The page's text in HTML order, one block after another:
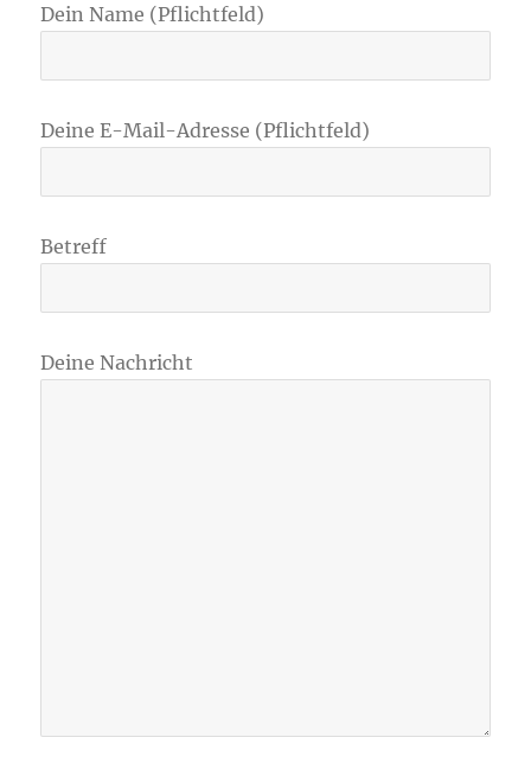
Dein Name (Pflichtfeld)
Deine E-Mail-Adresse (Pflichtfeld)
Betreff
Deine Nachricht